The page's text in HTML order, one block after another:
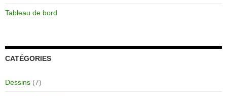
Tableau de bord
CATÉGORIES
Dessins (7)